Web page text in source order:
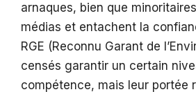
arnaques, bien que
médias et entachent la
RGE (Reconnu Garant de
censés garantir un certain
compétence, mais leur portée